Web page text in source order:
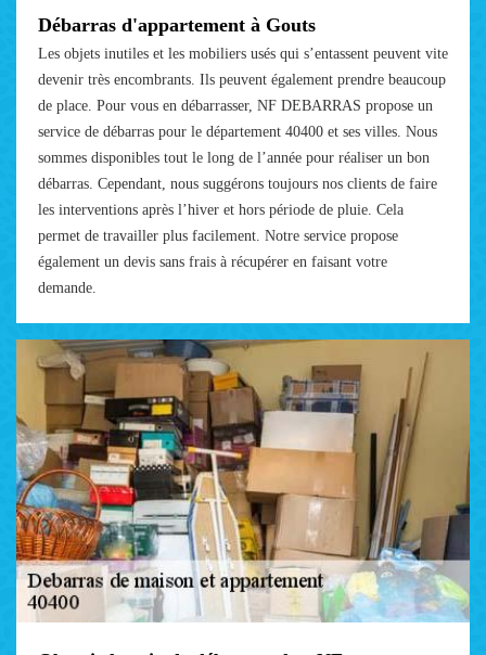
Débarras d'appartement à Gouts
Les objets inutiles et les mobiliers usés qui s’entassent peuvent vite
devenir très encombrants. Ils peuvent également prendre beaucoup
de place. Pour vous en débarrasser, NF DEBARRAS propose un
service de débarras pour le département 40400 et ses villes. Nous
sommes disponibles tout le long de l’année pour réaliser un bon
débarras. Cependant, nous suggérons toujours nos clients de faire
les interventions après l’hiver et hors période de pluie. Cela
permet de travailler plus facilement. Notre service propose
également un devis sans frais à récupérer en faisant votre
demande.